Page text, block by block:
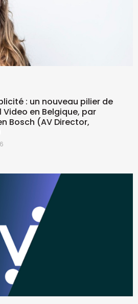
: un nouveau pilier de
en Belgique, par
Bosch (AV Director,